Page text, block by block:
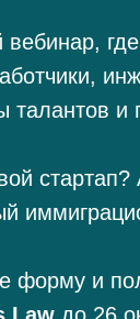
талантов
форму и